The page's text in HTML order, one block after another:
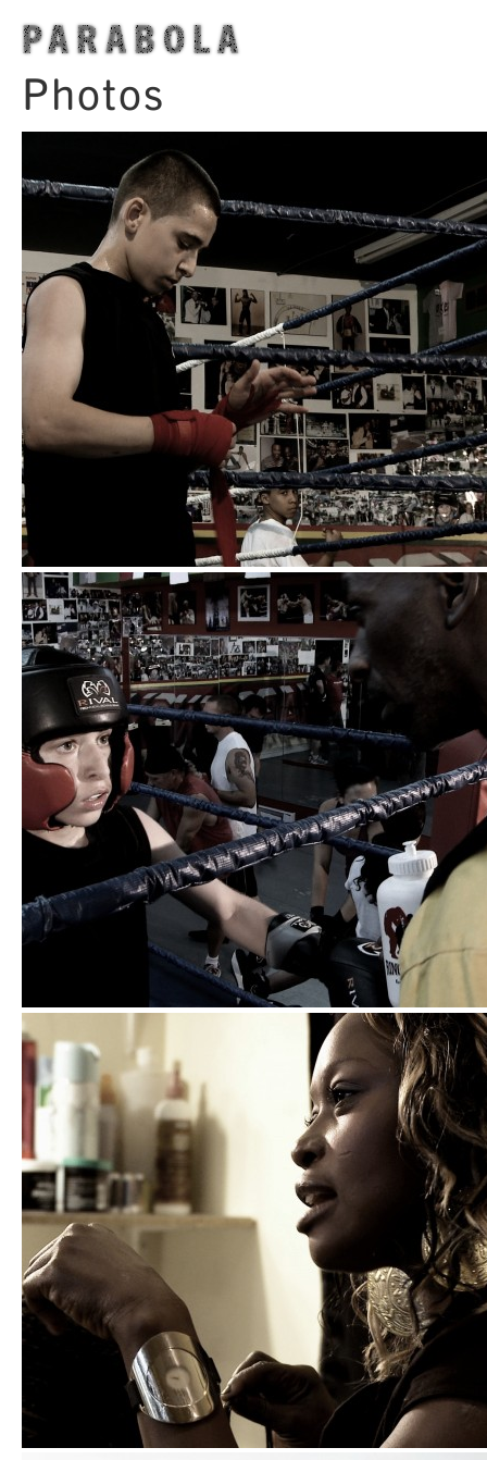
PARABOLA
Photos